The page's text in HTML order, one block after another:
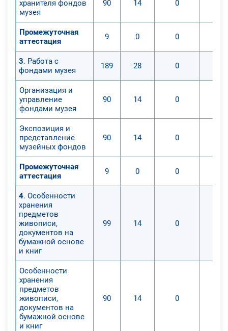
хранителя фондов
музея
90 14 0
Промежуточная
аттестация
9 0 0
3. Работа с
фондами музея
189 28 0
Организация и
управление
фондами музея
90 14 0
Экспозиция и
представление
музейных фондов
90 14 0
Промежуточная
аттестация
9 0 0
4. Особенности
хранения
предметов
живописи,
документов на
бумажной основе
и книг
99 14 0
Особенности
хранения
предметов
живописи,
документов на
бумажной основе
и книг
90 14 0